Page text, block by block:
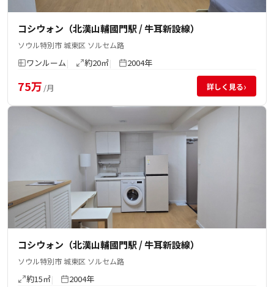
コシウォン（北漢山輔國門駅 / 牛耳新設線）
ソウル特別市 城東区 ソルセム路
ワンルーム 約20㎡ 2004年
75万 /月 詳しく見る›
コシウォン（北漢山輔國門駅 / 牛耳新設線）
ソウル特別市 城東区 ソルセム路
約15㎡ 2004年